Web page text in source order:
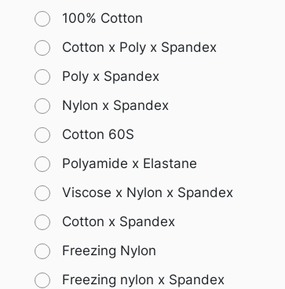
100% Cotton
Cotton x Poly x Spandex
Poly x Spandex
Nylon x Spandex
Cotton 60S
Polyamide x Elastane
Viscose x Nylon x Spandex
Cotton x Spandex
Freezing Nylon
Freezing nylon x Spandex